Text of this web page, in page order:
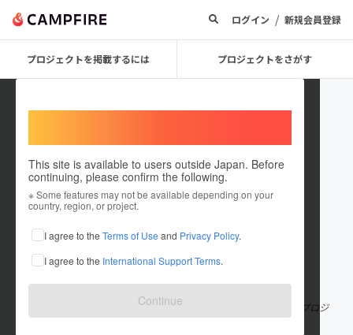
ログイン / 新規会員登録
プロジェクトを掲載するには プロジェクトをさがす
This site is available to users outside Japan. Before
continuing, please confirm the following.
※ Some features may not be available depending on your
country, region, or project.
I agree to the Terms of Use and Privacy Policy.
I agree to the International Support Terms.
Continue
ogijimaproject
これまでに1回支援して1件のプロジェクトを投稿しています
在住国：日本 現在地：未設定
出身国：日本 出身地：未設定
京芸生×同志社生×高知大生で挑む 男木島の倉庫リノベーションプロジ
ェクト🏚🔨 . 《志》 男木島の”いま”を残し続ける